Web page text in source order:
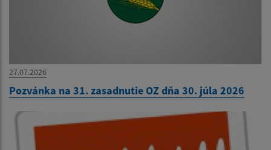
27.07.2026
Pozvánka na 31. zasadnutie OZ dňa 30. júla 2026